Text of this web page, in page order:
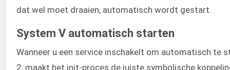
dat wel moet draaien, automatisch wordt gestart.
System V automatisch starten
Wanneer u een service inschakelt om automatisch
2, maakt het init-proces de juiste symbolische